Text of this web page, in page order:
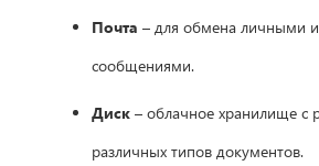
Почта – для обмена личными
сообщениями.
Диск – облачное хранилище с
различных типов документов.